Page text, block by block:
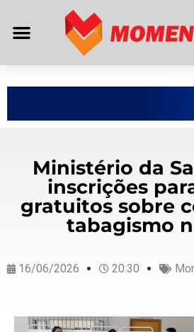
Ministério da
inscrições
gratuitos sobre
tabagismo
16/06/2026 20:30